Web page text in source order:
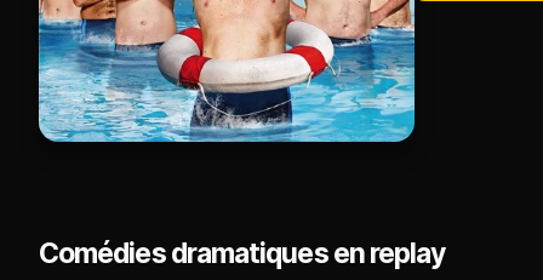
Comédies dramatiques en replay